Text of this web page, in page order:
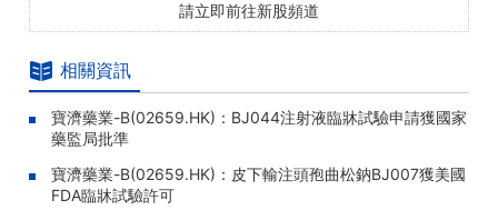
請立即前往新股頻道
相關資訊
寶濟藥業-B(02659.HK)：BJ044注射液臨牀試驗申請獲國家
藥監局批準
寶濟藥業-B(02659.HK)：皮下輸注頭孢曲松鈉BJ007獲美國
FDA臨牀試驗許可